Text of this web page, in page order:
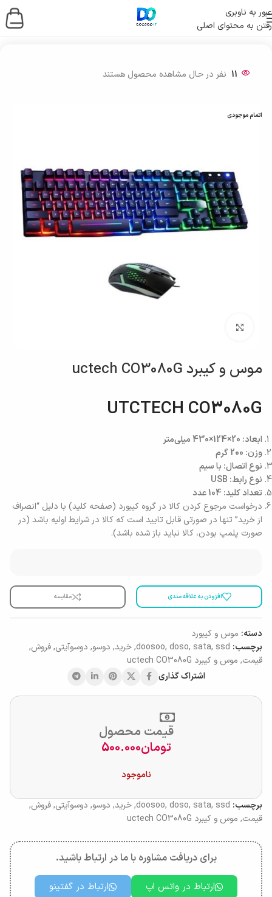
عبور به ناوبری
رفتن به محتوای اصلی
خانه/ لوازم جانبی کامپیوتر
11 نفر در حال مشاهده محصول هستند
اتمام موجودی
موس و کیبرد uctech CO3080G
UTCTECH CO3080G
ابعاد: 20×124×430 میلی‌متر
وزن: 200 گرم
نوع اتصال: با سیم
نوع رابط: USB
تعداد کلید: 104 عدد
درخواست مرجوع کردن کالا در گروه کیبورد (صفحه کلید) با دلیل “انصراف
از خرید” تنها در صورتی قابل تایید است که کالا در شرایط اولیه باشد (در
صورت پلمپ بودن، کالا نباید باز شده باشد).
افزودن به علاقه مندی مقایسه
دسته: موس و کیبورد
برچسب:
doosoo, doso, sata, ssd
,خرید, دوسو, دوسوآیتی,فروش,
قیمت, موس و کیبرد uctech CO3080G
اشتراک گذاری
قیمت محصول
تومان500.000
ناموجود
برچسب: doosoo, doso, sata, ssd
,خرید, دوسو, دوسوآیتی,فروش,
قیمت, موس و کیبرد uctech CO3080G
برای دریافت مشاوره با ما در ارتباط باشید.
ارتباط در واتس اپ ارتباط در گفتینو